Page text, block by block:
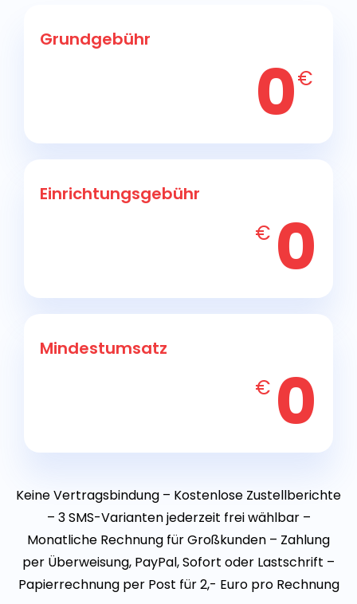
Grundgebühr
0€
Einrichtungsgebühr
€ 0
Mindestumsatz
€ 0
Keine Vertragsbindung – Kostenlose Zustellberichte
– 3 SMS-Varianten jederzeit frei wählbar –
Monatliche Rechnung für Großkunden – Zahlung
per Überweisung, PayPal, Sofort oder Lastschrift –
Papierrechnung per Post für 2,- Euro pro Rechnung